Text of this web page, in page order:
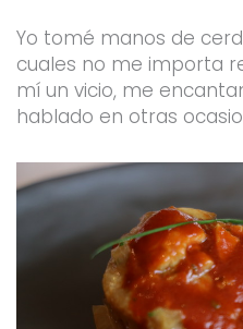
Yo tomé manos de
cuales no me importa
mí un vicio, me
hablado en otras